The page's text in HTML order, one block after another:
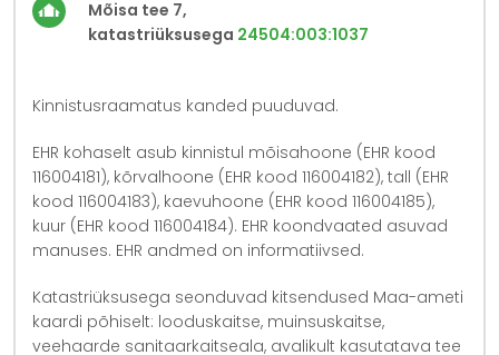
Mõisa tee 7,
katastriüksusega 24504:003:1037
Kinnistusraamatus kanded puuduvad.
EHR kohaselt asub kinnistul mõisahoone (EHR kood
116004181), kõrvalhoone (EHR kood 116004182), tall (EHR
kood 116004183), kaevuhoone (EHR kood 116004185),
kuur (EHR kood 116004184). EHR koondvaated asuvad
manuses. EHR andmed on informatiivsed.
Katastriüksusega seonduvad kitsendused Maa-ameti
kaardi põhiselt: looduskaitse, muinsuskaitse,
veehaarde sanitaarkaitseala, avalikult kasutatava tee